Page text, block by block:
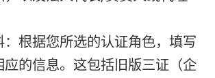
：根据您所选的认证角色，填写
应的信息。这包括旧版三证（企